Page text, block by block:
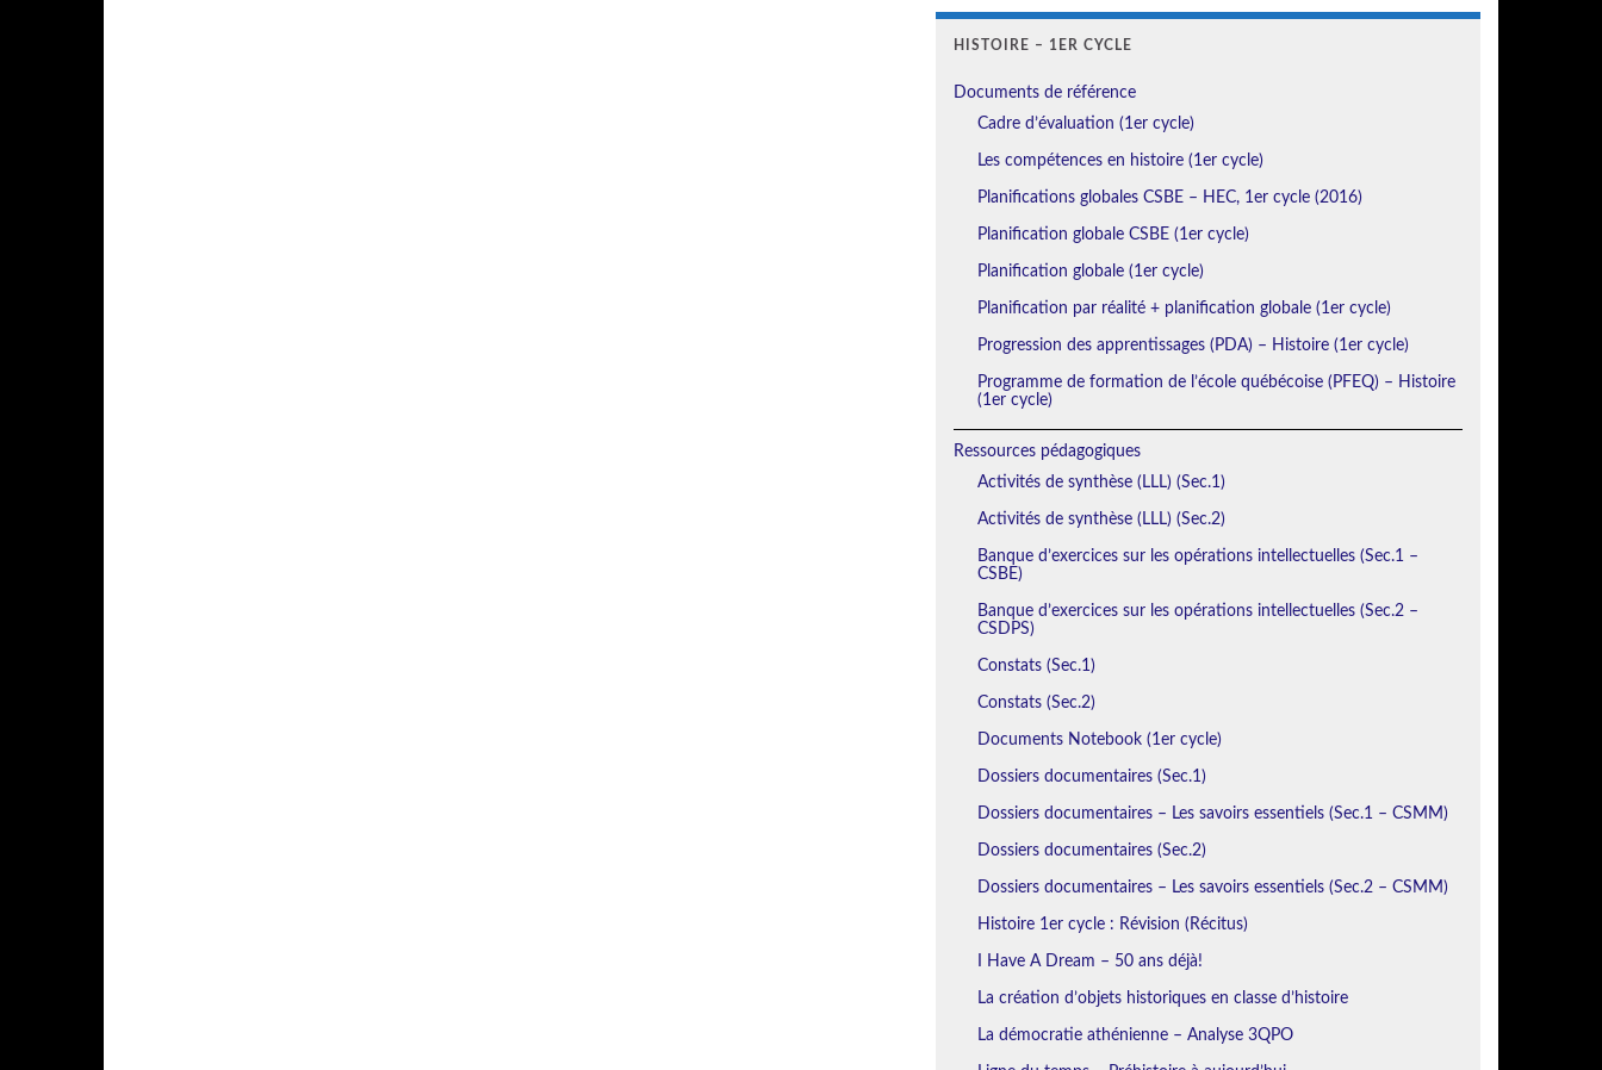
HISTOIRE – 1ER CYCLE
Documents de référence
Cadre d’évaluation (1er cycle)
Les compétences en histoire (1er cycle)
Planifications globales CSBE – HEC, 1er cycle (2016)
Planification globale CSBE (1er cycle)
Planification globale (1er cycle)
Planification par réalité + planification globale (1er cycle)
Progression des apprentissages (PDA) – Histoire (1er cycle)
Programme de formation de l’école québécoise (PFEQ) – Histoire
(1er cycle)
Ressources pédagogiques
Activités de synthèse (LLL) (Sec.1)
Activités de synthèse (LLL) (Sec.2)
Banque d’exercices sur les opérations intellectuelles (Sec.1 –
CSBE)
Banque d’exercices sur les opérations intellectuelles (Sec.2 –
CSDPS)
Constats (Sec.1)
Constats (Sec.2)
Documents Notebook (1er cycle)
Dossiers documentaires (Sec.1)
Dossiers documentaires – Les savoirs essentiels (Sec.1 – CSMM)
Dossiers documentaires (Sec.2)
Dossiers documentaires – Les savoirs essentiels (Sec.2 – CSMM)
Histoire 1er cycle : Révision (Récitus)
I Have A Dream – 50 ans déjà!
La création d’objets historiques en classe d’histoire
La démocratie athénienne – Analyse 3QPO